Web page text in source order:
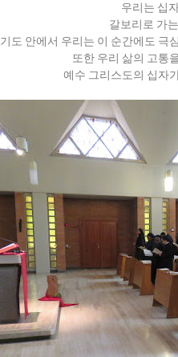
우리는 십
갈보리로 가
기도 안에서 우리는 이 순간에도 극
또한 우리 삶의 고통
예수 그리스도의 십자